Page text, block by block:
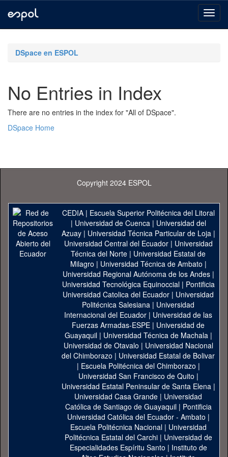
navigationDSpace en ESPOL
No Entries in Index
There are no entries in the index for "All of DSpace".
DSpace Home
Copyright 2024 ESPOL
CEDIA| Escuela Superior Politécnica del Litoral
| Universidad de Cuenca| Universidad del
Azuay| Universidad Técnica Particular de Loja|
Universidad Central del Ecuador| Universidad
Técnica del Norte | Universidad Estatal de
Milagro | Universidad Técnica de Ambato |
Universidad Regional Autónoma de los Andes|
Universidad Tecnológica Equinoccial| Pontificia
Universidad Catolica del Ecuador | Universidad
Politécnica Salesiana | Universidad
Internacional del Ecuador | Universidad de las
Fuerzas Armadas-ESPE | Universidad de
Guayaquil| Universidad Técnica de Machala|
Universidad de Otavalo | Universidad Nacional
del Chimborazo | Universidad Estatal de Bolivar
| Escuela Politécnica del Chimborazo |
Universidad San Francisco de Quito |
Universidad Estatal Peninsular de Santa Elena|
Universidad Casa Grande | Universidad
Católica de Santiago de Guayaquil| Pontificia
Universidad Católica del Ecuador - Ambato |
Escuela Politécnica Nacional| Universidad
Politécnica Estatal del Carchi| Universidad de
Especialidades Espíritu Santo | Instituto de